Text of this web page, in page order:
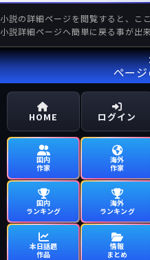
小説の詳細ページを閲覧すると、こ
小説詳細ページへ簡単に戻る事が出来
ペー
HOME ログイン
国内
作家
海外
作家
国内
ランキング
海外
ランキング
本日話題
作品
情報
まとめ